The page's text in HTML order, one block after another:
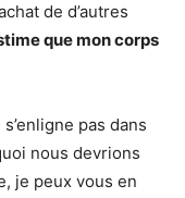
de d’autres
que mon corps
pas dans
nous devrions
je peux vous en